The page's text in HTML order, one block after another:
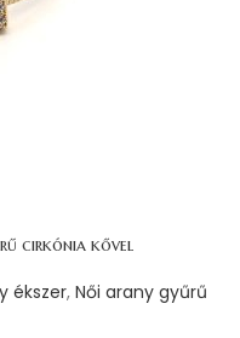
cirkónia kővel
ékszer, Női arany gyűrű